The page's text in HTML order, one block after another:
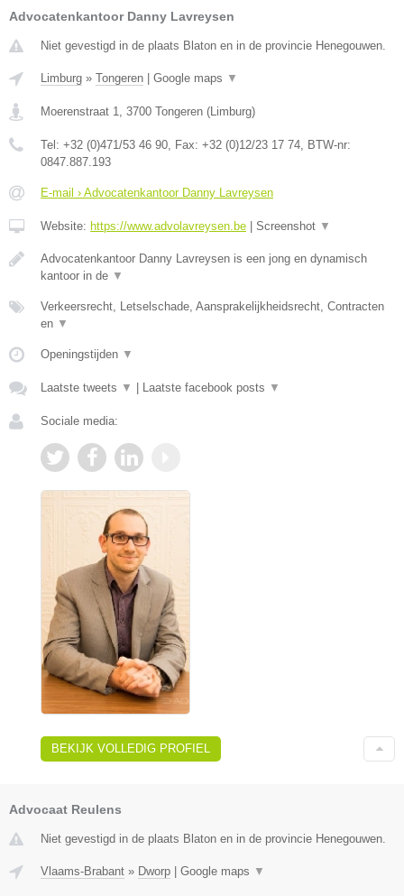
Advocatenkantoor Danny Lavreysen
Niet gevestigd in de plaats Blaton en in de provincie Henegouwen.
Limburg » Tongeren Google maps ▼
Moerenstraat 1 3700 Tongeren ( Limburg)
Tel: +32 (0)471/53 46 90 , Fax: +32 (0)12/23 17 74 , BTW-nr:
0847.887.193
E-mail › Advocatenkantoor Danny Lavreysen
Website: https://www.advolavreysen.be Screenshot ▼
Advocatenkantoor Danny Lavreysen is een jong en dynamisch
kantoor in de ▼
Verkeersrecht, Letselschade, Aansprakelijkheidsrecht, Contracten
en ▼
Openingstijden ▼
Laatste tweets ▼ Laatste facebook posts ▼
Sociale media:
BEKIJK VOLLEDIG PROFIEL
Advocaat Reulens
Niet gevestigd in de plaats Blaton en in de provincie Henegouwen.
Vlaams-Brabant » Dworp Google maps ▼